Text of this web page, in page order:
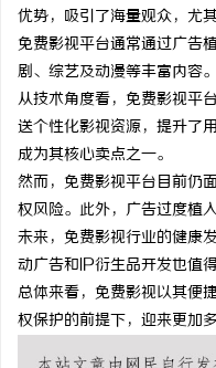
优势，吸引了海量观众，尤
免费影视平台通常通过广告
剧、综艺及动漫等丰富内容
从技术角度看，免费影视平
送个性化影视资源，提升了
成为其核心卖点之一。
然而，免费影视平台目前仍
权风险。此外，广告过度植
未来，免费影视行业的健康
动广告和IP衍生品开发也值
总体来看，免费影视以其便
权保护的前提下，迎来更加